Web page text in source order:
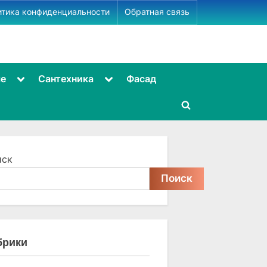
конфиденциальности Обратная связь
ToggleСантехника
ToggleФасад
Toggle
Поиск